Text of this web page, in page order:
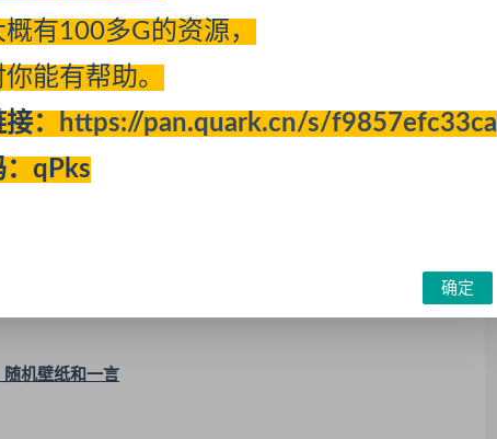
机壁纸和一言
有100多G的资源，
能有帮助。
：
https://pan.quark.cn/s/f9857efc33ca
qPks
确定